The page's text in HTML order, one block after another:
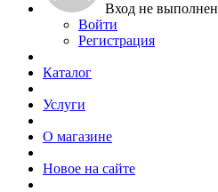
Вход не выполнен
Войти
Регистрация
Каталог
Услуги
О магазине
Новое на сайте